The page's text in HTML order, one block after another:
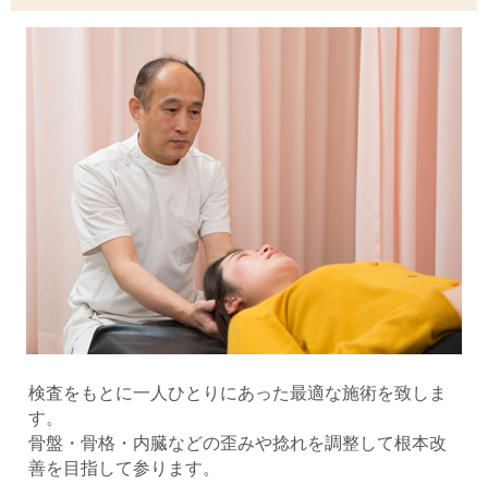
検査をもとに一人ひとりにあった最適な施術を致しま
す。
骨盤・骨格・内臓などの歪みや捻れを調整して根本改
善を目指して参ります。